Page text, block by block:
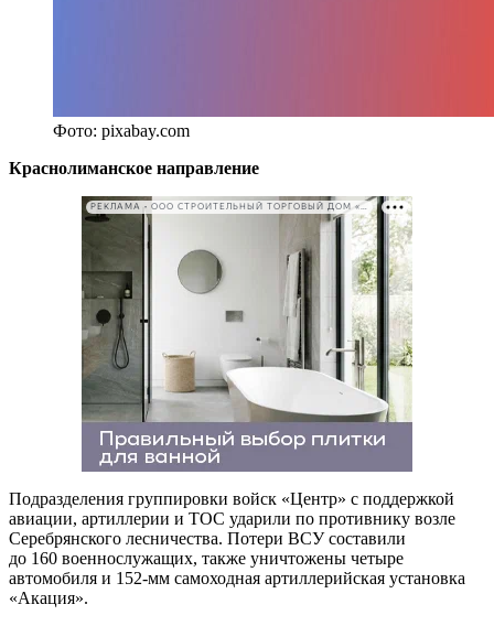
Фото: pixabay.com
Краснолиманское направление
РЕКЛАМА • ООО СТРОИТЕЛЬНЫЙ ТОРГОВЫЙ ДОМ «ПЕТРОВИЧ». ИНН: 7802348846
Подразделения группировки войск «Центр» с поддержкой
авиации, артиллерии и ТОС ударили по противнику возле
Серебрянского лесничества. Потери ВСУ составили
до 160 военнослужащих, также уничтожены четыре
автомобиля и 152-мм самоходная артиллерийская установка
«Акация».